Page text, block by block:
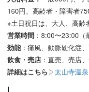
160円、高齢者・障害者
※土日祝日は、大人、高齢
営業時間 ：8:00〜23:00（
効能：痛風、動脈硬化症
飲食・売店 ：直売、売店
詳細はこちら▷ 太山寺温